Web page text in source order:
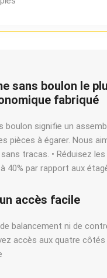
sans boulon le
fabriqué
boulon signifie un
pièces à égarer. Nous
tracas. • Réduisez
40% par rapport aux
accès facile
balancement ni de
accès aux quatre côtés